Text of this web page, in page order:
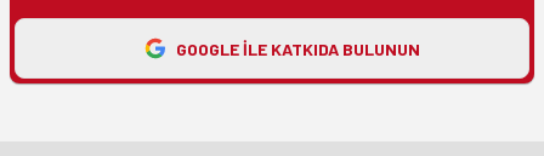
GOOGLE ILE KATKIDA BULUNUN